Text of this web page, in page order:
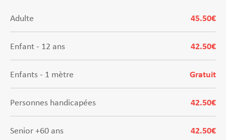
Adulte 45.50€
Enfant - 12 ans 42.50€
Enfants - 1 mètre Gratuit
Personnes handicapées 42.50€
Senior +60 ans 42.50€